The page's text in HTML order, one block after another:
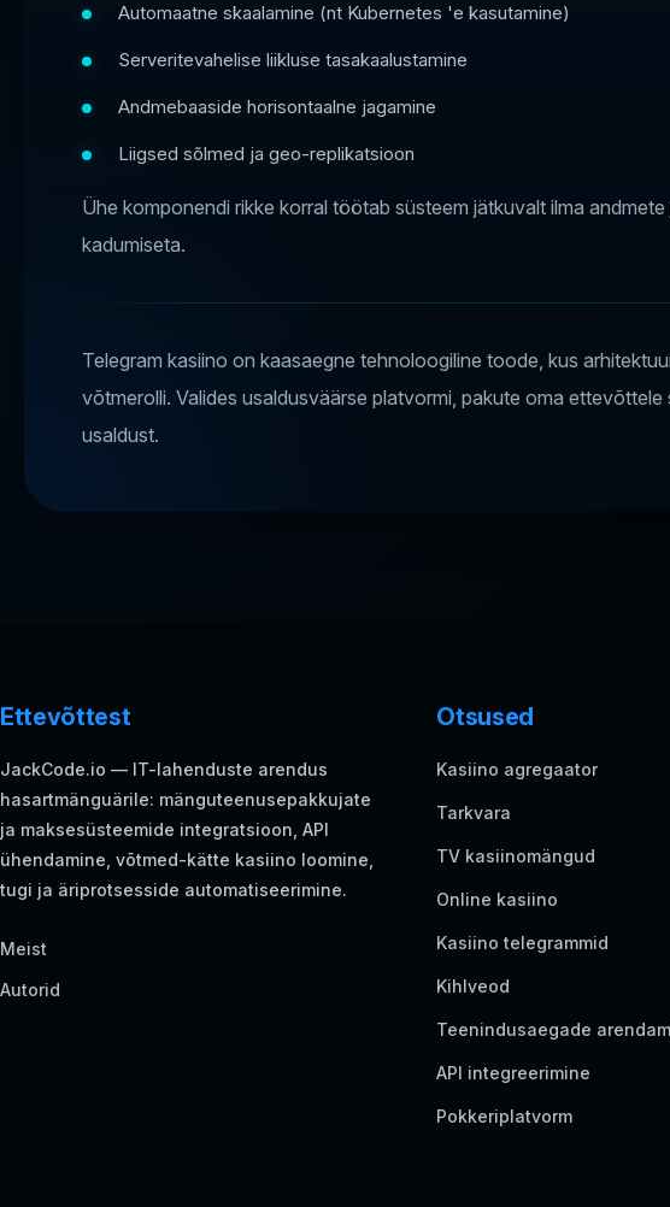
Automaatne skaalamine (nt Kubernetes 'e kasutamine)
Serveritevahelise liikluse tasakaalustamine
Andmebaaside horisontaalne jagamine
Liigsed sõlmed ja geo-replikatsioon
Ühe komponendi rikke korral töötab süsteem jätkuvalt ilma
kadumiseta.
Telegram kasiino on kaasaegne tehnoloogiline toode, kus
võtmerolli. Valides usaldusväärse platvormi, pakute oma ettevõttele
usaldust.
Ettevõttest
JackCode.io — IT-lahenduste arendus
hasartmänguärile: mänguteenusepakkujate
ja maksesüsteemide integratsioon, API
ühendamine, võtmed-kätte kasiino loomine,
tugi ja äriprotsesside automatiseerimine.
Meist
Autorid
Otsused
Kasiino agregaator
Tarkvara
TV kasiinomängud
Online kasiino
Kasiino telegrammid
Kihlveod
Teenindusaegade
API integreerimine
Pokkeriplatvorm